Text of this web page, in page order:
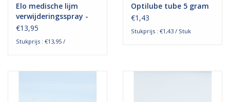
Elo medische lijm
verwijderingsspray -
pleisterspray - 50ml
€13,95
Stukprijs : €13,95 /
Optilube tube 5 gram
€1,43
Stukprijs : €1,43 / Stuk